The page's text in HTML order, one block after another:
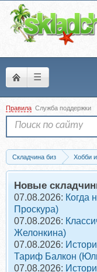
☰
Правила Служба поддержки
Складчина биз Хобби
Запись Tarraxo body
Новые
07.08.2026: Когда
Проскура)
07.08.2026:
Желонкина)
07.08.2026:
Тариф Балкон
07.08.2026: